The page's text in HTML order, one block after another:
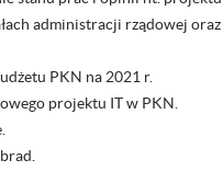
administracji rządowej
PKN na 2021 r.
projektu IT w PKN.